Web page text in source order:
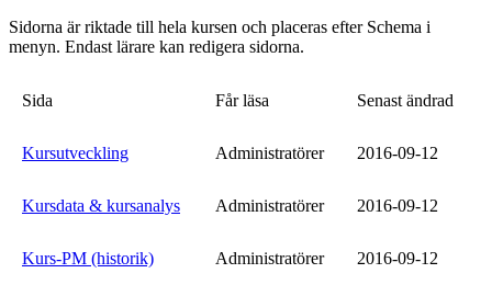
Sidorna är riktade till hela kursen och placeras efter Schema i
menyn. Endast lärare kan redigera sidorna.
Sida Får läsa Senast ändrad
Kursutveckling Administratörer 2016-09-12
Kursdata & kursanalys Administratörer 2016-09-12
Kurs-PM (historik) Administratörer 2016-09-12